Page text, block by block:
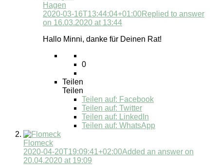
Hagen
2020-03-16T13:44:04+01:00Replied to answer
on 16.03.2020 at 13:44
Hallo Minni, danke für Deinen Rat!
0
Teilen
Teilen
Teilen auf: Facebook
Teilen auf: Twitter
Teilen auf: LinkedIn
Teilen auf: WhatsApp
Flomeck
2020-04-20T19:09:41+02:00Added an answer on
20.04.2020 at 19:09